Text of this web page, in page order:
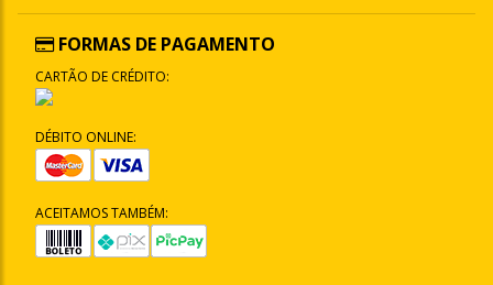
FORMAS DE PAGAMENTO
CARTÃO DE CRÉDITO:
DÉBITO ONLINE:
ACEITAMOS TAMBÉM: